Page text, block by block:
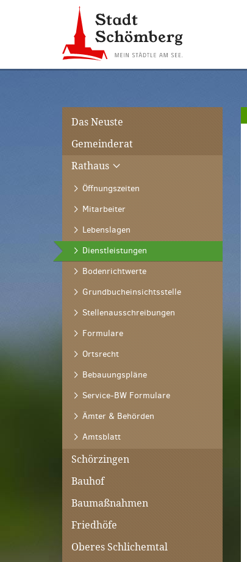
Hauptnavigation
[0]
[1]
Das Neuste
Gemeinderat
Rathaus
Öffnungszeiten
Mitarbeiter
Lebenslagen
Dienstleistungen
Bodenrichtwerte
Grundbucheinsichtsstelle
Stellenausschreibungen
Formulare
Ortsrecht
Bebauungspläne
Service-BW Formulare
Ämter & Behörden
Amtsblatt
Schörzingen
Bauhof
Baumaßnahmen
Friedhöfe
Oberes Schlichemtal